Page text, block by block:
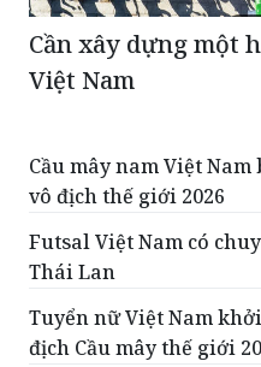
Cần xây dựng một
Việt Nam
Cầu mây nam Việt
vô địch thế giới 2026
Futsal Việt Nam có
Thái Lan
Tuyển nữ Việt Nam
địch Cầu mây thế giới